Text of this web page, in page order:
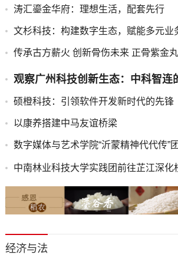
​涛汇鎏金华府：理想生活，配套先行
文杉科技：构建数字生态，赋能多元业
传承古方薪火 创新骨伤未来 正骨紫金
观察广州科技创新生态：中科智连
​硕橙科技：引领软件开发新时代的先锋
以康养搭建中马友谊桥梁
数字媒体与艺术学院“沂蒙精神代代传”
中南林业科技大学实践团前往芷江深化
经济与法